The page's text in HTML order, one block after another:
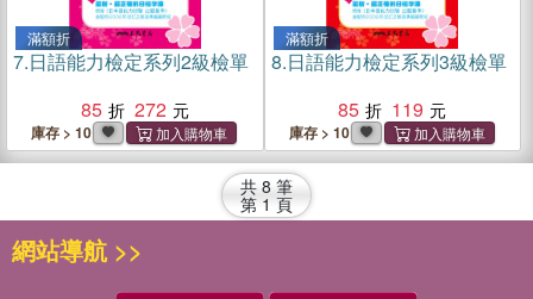
滿額折
7.日語能力檢定系列2級檢單
85
272
庫存 > 10
滿額折
8.日語能力檢定系列3級檢單
85
119
庫存 > 10
共 8 筆
第 1 頁
網站導航 >>